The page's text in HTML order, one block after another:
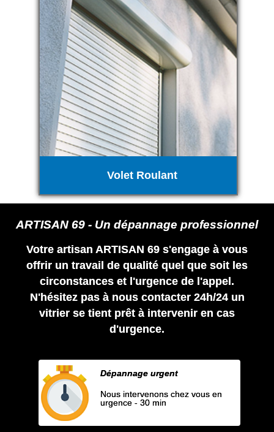
Volet Roulant
ARTISAN 69 - Un dépannage professionnel
Votre artisan ARTISAN 69 s'engage à vous
offrir un travail de qualité quel que soit les
circonstances et l'urgence de l'appel.
N'hésitez pas à nous contacter 24h/24 un
vitrier se tient prêt à intervenir en cas
d'urgence.
Dépannage urgent
Nous intervenons chez vous en
urgence - 30 min